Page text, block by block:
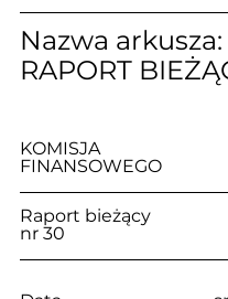
Nazwa arkusza:
RAPORT
KOMISJA
FINANSOWEGO
Raport
nr 30